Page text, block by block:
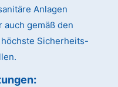
Anlagen
auch gemäß den
Sicherheits-